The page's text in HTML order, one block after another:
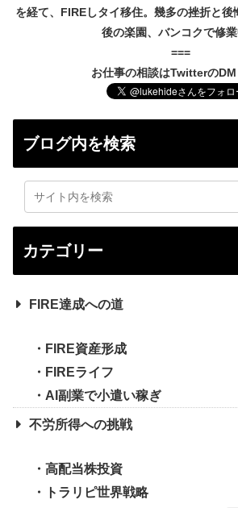
を経て、FIREしタイ移住。幾多の挫折と後
後の楽園、バンコクで修業
===
お仕事の相談はTwitterのDM
ブログ内を検索
カテゴリー
FIRE達成への道
FIRE資産形成
FIREライフ
AI副業で小遣い稼ぎ
不労所得への挑戦
高配当株投資
トラリピ世界戦略